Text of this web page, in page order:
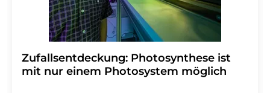
Zufallsentdeckung: Photosynthese ist
mit nur einem Photosystem möglich